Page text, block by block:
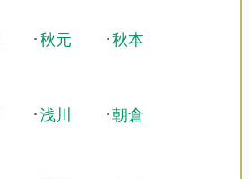
･秋元 ･秋本
･浅川 ･朝倉